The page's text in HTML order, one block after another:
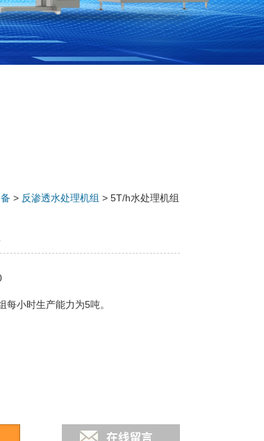
> 反渗透水处理机组 > 5T/h水处理机组
小时生产能力为5吨。